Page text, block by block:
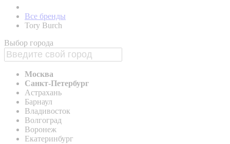
Все бренды
Tory Burch
Выбор города
Москва
Санкт-Петербург
Астрахань
Барнаул
Владивосток
Волгоград
Воронеж
Екатеринбург